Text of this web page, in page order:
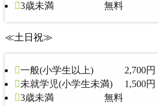
3歳未満 無料
≪土日祝≫
一般(小学生以上) 2,700円
未就学児(小学生未満) 1,500円
3歳未満 無料